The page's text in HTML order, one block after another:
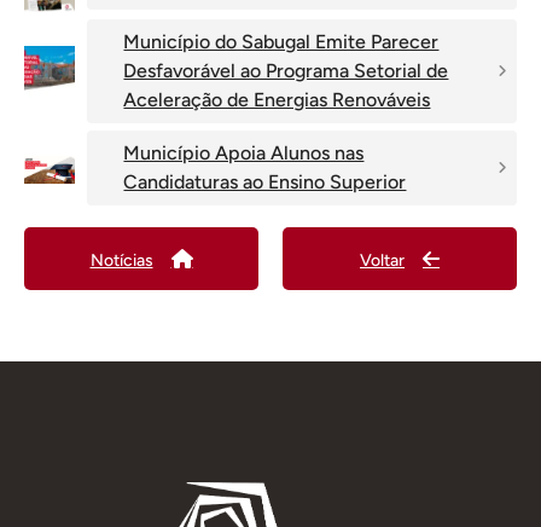
Município do Sabugal Emite Parecer
Desfavorável ao Programa Setorial de
Aceleração de Energias Renováveis
Município Apoia Alunos nas
Candidaturas ao Ensino Superior
Notícias Voltar